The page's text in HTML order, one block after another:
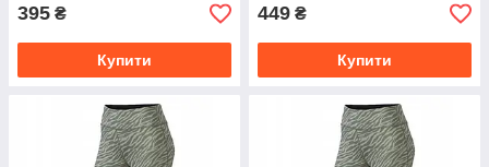
395 ₴
Купити
449 ₴
Купити